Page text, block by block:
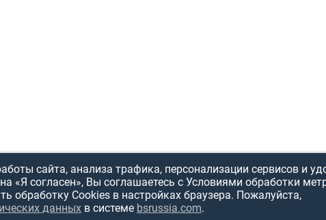
сайта, анализа трафика, персонализации сервисов и
«Я согласен», Вы соглашаетесь с Условиями обработки
обработку Cookies в настройках браузера. Пожалуйста,
данных в системе bsrussia.com.